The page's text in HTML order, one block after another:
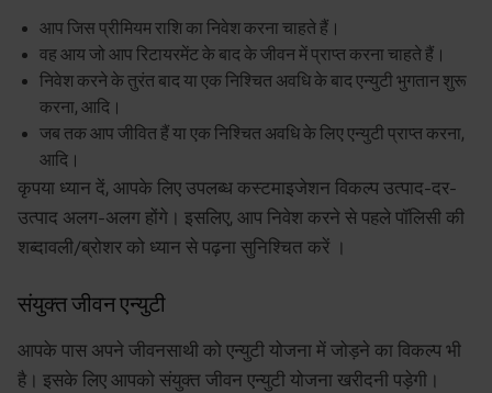
आप जिस प्रीमियम राशि का निवेश करना चाहते हैं।
वह आय जो आप रिटायरमेंट के बाद के जीवन में प्राप्त करना चाहते हैं।
निवेश करने के तुरंत बाद या एक निश्चित अवधि के बाद एन्युटी भुगतान शुरू
करना, आदि।
जब तक आप जीवित हैं या एक निश्चित अवधि के लिए एन्युटी प्राप्त करना,
आदि।
कृपया ध्यान दें, आपके लिए उपलब्ध कस्टमाइजेशन विकल्प उत्पाद-दर-
उत्पाद अलग-अलग होंगे। इसलिए, आप निवेश करने से पहले पॉलिसी की
शब्दावली/ब्रोशर को ध्यान से पढ़ना सुनिश्चित करें ।
संयुक्त जीवन एन्युटी
आपके पास अपने जीवनसाथी को एन्युटी योजना में जोड़ने का विकल्प भी
है। इसके लिए आपको संयुक्त जीवन एन्युटी योजना खरीदनी पड़ेगी।